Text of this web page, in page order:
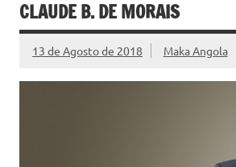
CLAUDE B. DE MORAIS
13 de Agosto de 2018 Maka Angola